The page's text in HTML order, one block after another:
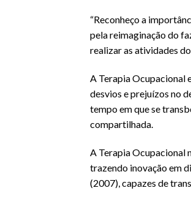
“Reconheço a
pela reimaginação do
realizar as atividades
A Terapia Ocupacional
desvios e prejuízos no
tempo em que se
compartilhada.
A Terapia Ocupacional
trazendo inovação em
(2007), capazes de